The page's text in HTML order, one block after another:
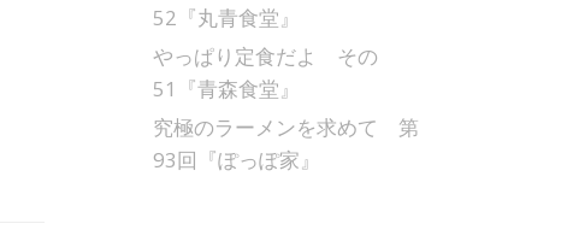
52『丸青食堂』
やっぱり定食だよ その
51『青森食堂』
究極のラーメンを求めて 第
93回『ぽっぽ家』